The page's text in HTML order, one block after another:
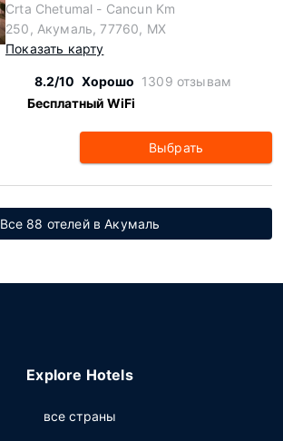
Crta Chetumal - Cancun Km
250, Акумаль, 77760, MX
Показать карту
8.2/10 Хорошо 1309 отзывам
Бесплатный WiFi
Выбрать
Все 88 отелей в Акумаль
Explore Hotels
все страны